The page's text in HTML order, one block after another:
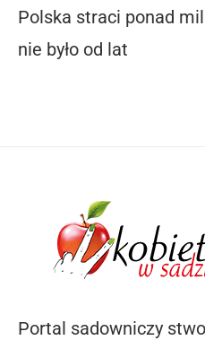
Polska straci ponad
nie było od lat
Portal sadowniczy